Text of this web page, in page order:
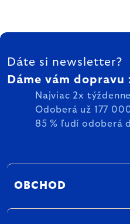
ZÁPÄTIE
Dáte si newsletter?
Dáme vám dopravu
Najviac 2x týždenne
Odoberá už 177
85 % ľudí odoberá
OBCHOD